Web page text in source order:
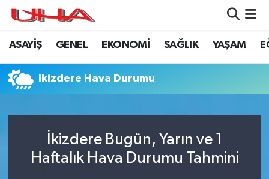
ASAYİŞ GENEL EKONOMİ SAĞLIK YAŞAM
İkizdere Hava Durumu
İkizdere Bugün, Yarın ve 1
Haftalık Hava Durumu Tahmini
ASAYİŞ
GÜNDEM
YAŞAM
Nöbetçi Eczaneler
Hava Durumu
Trafik Durumu